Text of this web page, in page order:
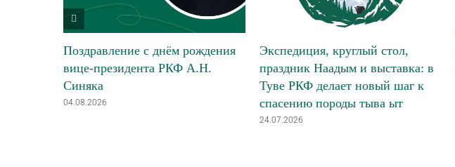
Поздравление с днём рождения
вице-президента РКФ А.Н.
Синяка
04.08.2026
Экспедиция, круглый стол,
праздник Наадым и выставка: в
Туве РКФ делает новый шаг к
спасению породы тыва ыт
24.07.2026